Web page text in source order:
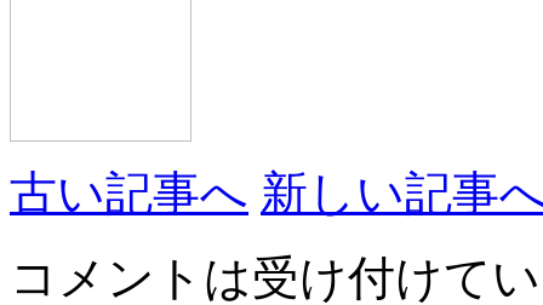
古い記事へ 新しい記事
コメントは受け付けて